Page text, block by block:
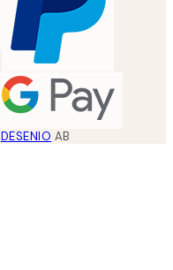
DESENIO AB